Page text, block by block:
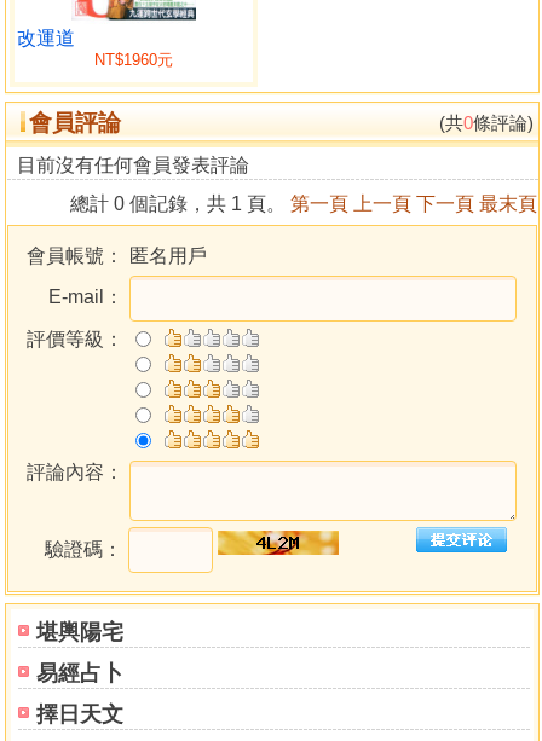
堪輿陽宅
易經占卜
擇日天文
改運道
NT$1960元
會員評論 (共0條評論)
目前沒有任何會員發表評論
總計 0 個記錄，共 1 頁。 第一頁 上一頁 下一頁 最末頁
會員帳號：
匿名用戶
E-mail：
評價等級：
評論內容：
驗證碼：